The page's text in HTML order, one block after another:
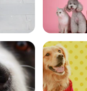
図鑑